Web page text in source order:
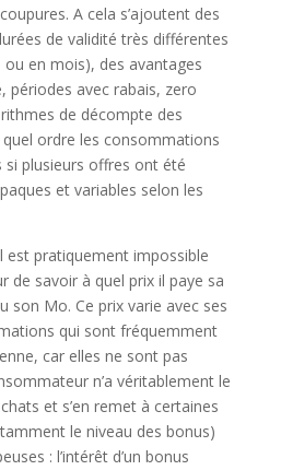
A cela s’ajoutent des
de validité très différentes
en mois), des avantages
périodes avec rabais, zero
de décompte des
ordre les consommations
plusieurs offres ont été
et variables selon les
est pratiquement impossible
de savoir à quel prix il paye sa
son Mo. Ce prix varie avec ses
qui sont fréquemment
car elles ne sont pas
n’a véritablement le
et s’en remet à certaines
le niveau des bonus)
: l’intérêt d’un bonus